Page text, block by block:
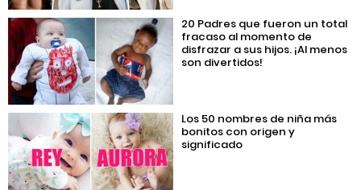
20 Padres que fueron un total
fracaso al momento de
disfrazar a sus hijos. ¡Al menos
son divertidos!
Los 50 nombres de niña más
bonitos con origen y
significado